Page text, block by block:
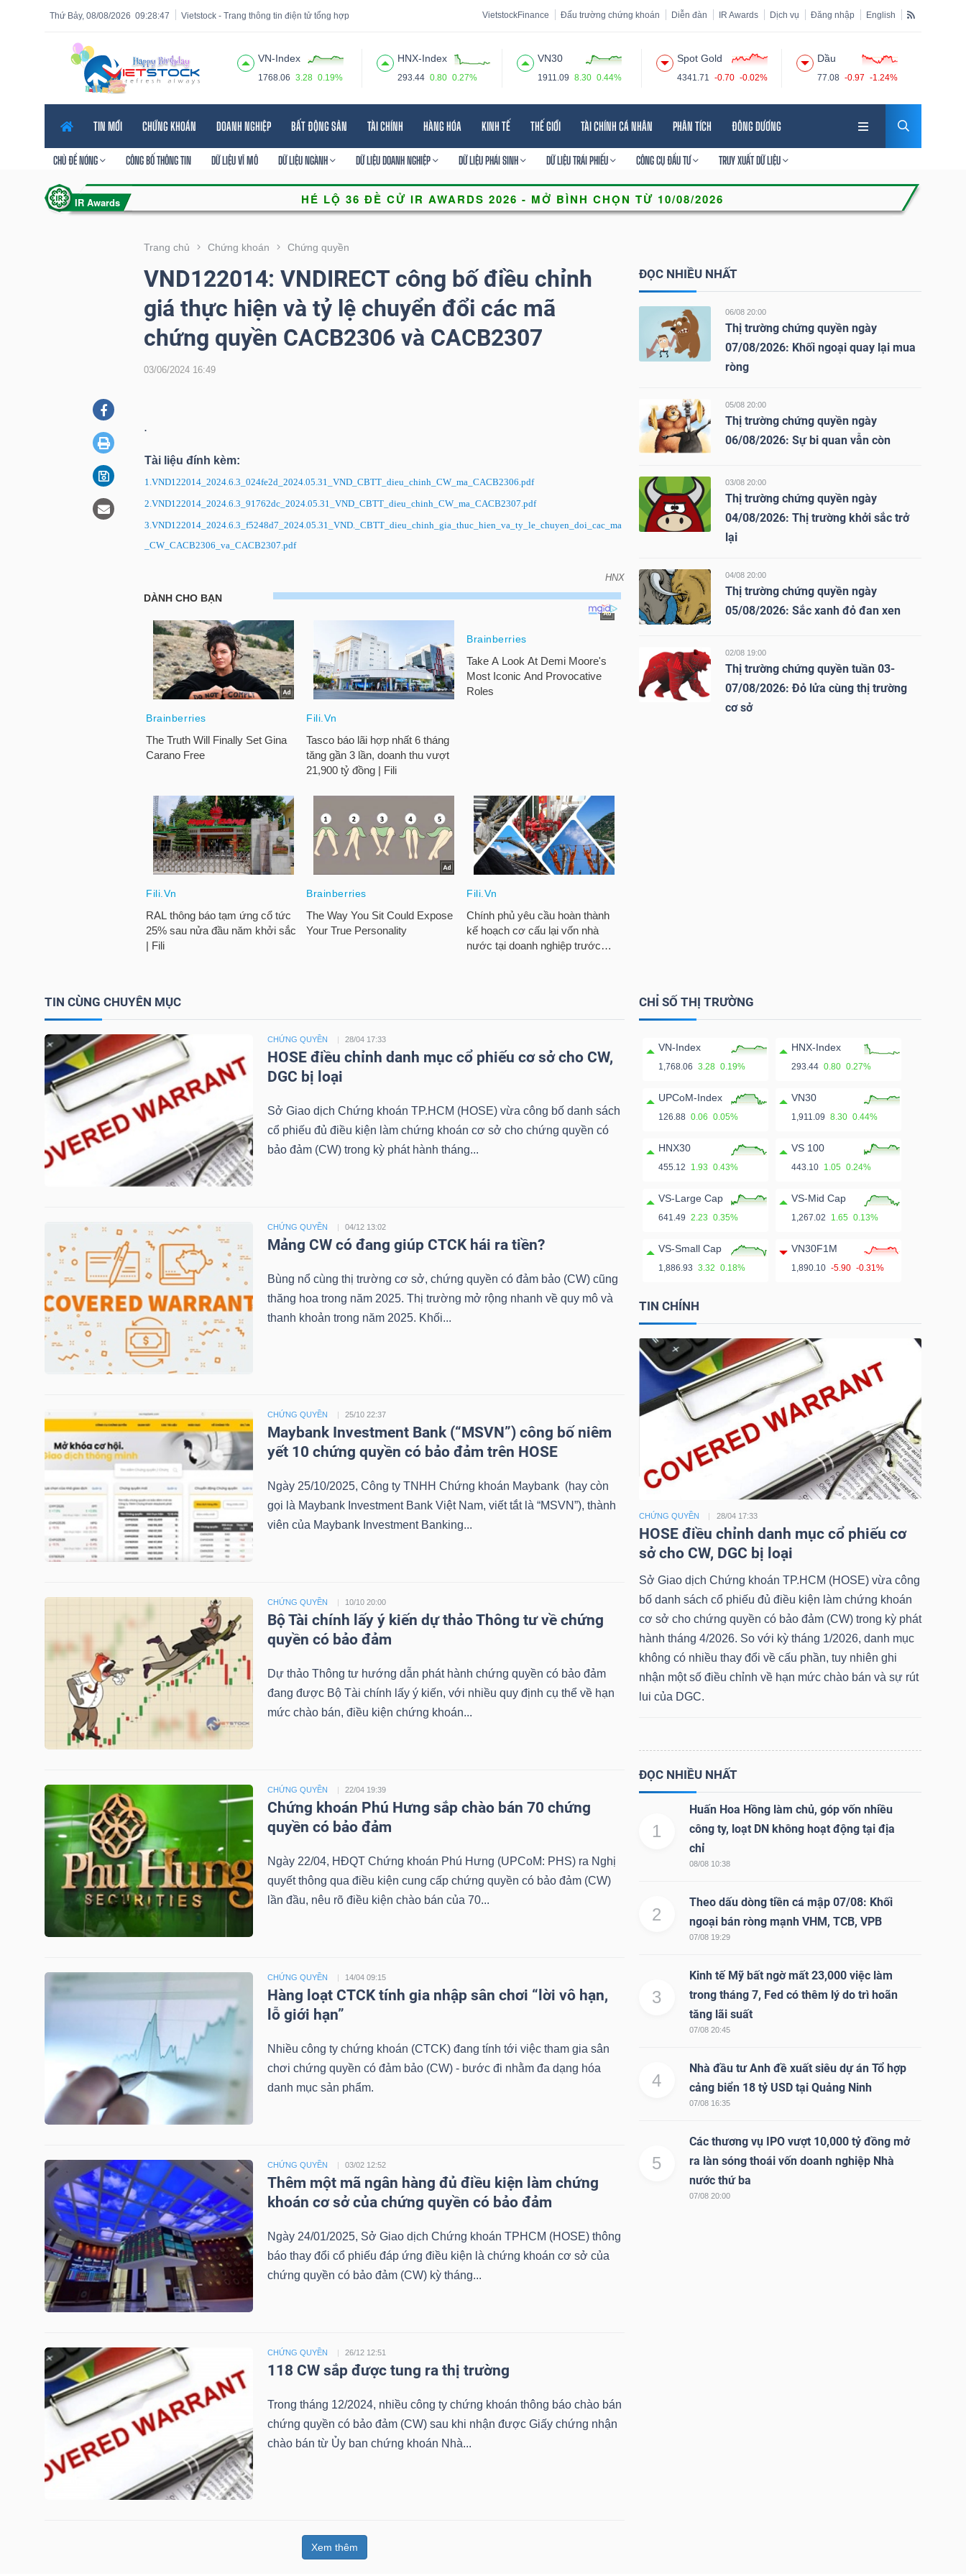
09:28:48
Thứ Bảy, 08/08/2026 Vietstock - Trang thông tin điện tử tổng hợp VietstockFinance Đấu trường chứng khoán Diễn đàn IR Awards Dịch vụ Đăng nhập English
VN-Index
1768.06 3.28 0.19%
HNX-Index
293.44 0.80 0.27%
VN30
1911.09 8.30 0.44%
Spot Gold
4341.71 -0.70 -0.02%
Dầu
77.08 -0.97 -1.24%
TIN MỚI CHỨNG KHOÁN DOANH NGHIỆP BẤT ĐỘNG SẢN TÀI CHÍNH HÀNG HÓA KINH TẾ THẾ GIỚI TÀI CHÍNH CÁ NHÂN PHÂN TÍCH ĐÔNG DƯƠNG
CHỦ ĐỀ NÓNG CÔNG BỐ THÔNG TIN DỮ LIỆU VĨ MÔ DỮ LIỆU NGÀNH DỮ LIỆU DOANH NGHIỆP DỮ LIỆU PHÁI SINH DỮ LIỆU TRÁI PHIẾU CÔNG CỤ ĐẦU TƯ TRUY XUẤT DỮ LIỆU
Trang chủ Chứng khoán Chứng quyền
VND122014: VNDIRECT công bố điều chỉnh
giá thực hiện và tỷ lệ chuyển đổi các mã
chứng quyền CACB2306 và CACB2307
03/06/2024 16:49
.
Tài liệu đính kèm:
1.VND122014_2024.6.3_024fe2d_2024.05.31_VND_CBTT_dieu_chinh_CW_ma_CACB2306.pdf
2.VND122014_2024.6.3_91762dc_2024.05.31_VND_CBTT_dieu_chinh_CW_ma_CACB2307.pdf
3.VND122014_2024.6.3_f5248d7_2024.05.31_VND._CBTT_dieu_chinh_gia_thuc_hien_va_ty_le_chuyen_doi_cac_ma
_CW_CACB2306_va_CACB2307.pdf
HNX
VND122014: VNDIRECT công bố điều chỉnh giá thực hiện và tỷ lệ chuyển đổi các
ĐỌC NHIỀU NHẤT
06/08 20:00
Thị trường chứng quyền ngày
07/08/2026: Khối ngoại quay lại mua
ròng
05/08 20:00
Thị trường chứng quyền ngày
06/08/2026: Sự bi quan vẫn còn
03/08 20:00
Thị trường chứng quyền ngày
04/08/2026: Thị trường khởi sắc trở
lại
04/08 20:00
Thị trường chứng quyền ngày
05/08/2026: Sắc xanh đỏ đan xen
02/08 19:00
Thị trường chứng quyền tuần 03-
07/08/2026: Đỏ lửa cùng thị trường
cơ sở
TIN CÙNG CHUYÊN MỤC
CHỨNG QUYỀN 28/04 17:33
HOSE điều chỉnh danh mục cổ phiếu cơ sở cho CW,
DGC bị loại
Sở Giao dịch Chứng khoán TP.HCM (HOSE) vừa công bố danh sách
cổ phiếu đủ điều kiện làm chứng khoán cơ sở cho chứng quyền có
bảo đảm (CW) trong kỳ phát hành tháng...
CHỨNG QUYỀN 04/12 13:02
Mảng CW có đang giúp CTCK hái ra tiền?
Bùng nổ cùng thị trường cơ sở, chứng quyền có đảm bảo (CW) cũng
thăng hoa trong năm 2025. Thị trường mở rộng nhanh về quy mô và
thanh khoản trong năm 2025. Khối...
CHỨNG QUYỀN 25/10 22:37
Maybank Investment Bank (“MSVN”) công bố niêm
yết 10 chứng quyền có bảo đảm trên HOSE
Ngày 25/10/2025, Công ty TNHH Chứng khoán Maybank (hay còn
gọi là Maybank Investment Bank Việt Nam, viết tắt là “MSVN”), thành
viên của Maybank Investment Banking...
CHỨNG QUYỀN 10/10 20:00
Bộ Tài chính lấy ý kiến dự thảo Thông tư về chứng
quyền có bảo đảm
Dự thảo Thông tư hướng dẫn phát hành chứng quyền có bảo đảm
đang được Bộ Tài chính lấy ý kiến, với nhiều quy định cụ thể về hạn
mức chào bán, điều kiện chứng khoán...
CHỨNG QUYỀN 22/04 19:39
Chứng khoán Phú Hưng sắp chào bán 70 chứng
quyền có bảo đảm
Ngày 22/04, HĐQT Chứng khoán Phú Hưng (UPCoM: PHS) ra Nghị
quyết thông qua điều kiện cung cấp chứng quyền có bảo đảm (CW)
lần đầu, nêu rõ điều kiện chào bán của 70...
CHỨNG QUYỀN 14/04 09:15
Hàng loạt CTCK tính gia nhập sân chơi “lời vô hạn,
lỗ giới hạn”
Nhiều công ty chứng khoán (CTCK) đang tính tới việc tham gia sân
chơi chứng quyền có đảm bảo (CW) - bước đi nhằm đa dạng hóa
danh mục sản phẩm.
CHỨNG QUYỀN 03/02 12:52
Thêm một mã ngân hàng đủ điều kiện làm chứng
khoán cơ sở của chứng quyền có bảo đảm
Ngày 24/01/2025, Sở Giao dịch Chứng khoán TPHCM (HOSE) thông
báo thay đổi cổ phiếu đáp ứng điều kiện là chứng khoán cơ sở của
chứng quyền có bảo đảm (CW) kỳ tháng...
CHỨNG QUYỀN 26/12 12:51
118 CW sắp được tung ra thị trường
Trong tháng 12/2024, nhiều công ty chứng khoán thông báo chào bán
chứng quyền có bảo đảm (CW) sau khi nhận được Giấy chứng nhận
chào bán từ Ủy ban chứng khoán Nhà...
Xem thêm
CHỈ SỐ THỊ TRƯỜNG
VN-Index
1,768.06 3.28 0.19%
HNX-Index
293.44 0.80 0.27%
UPCoM-Index
126.88 0.06 0.05%
VN30
1,911.09 8.30 0.44%
HNX30
455.12 1.93 0.43%
VS 100
443.10 1.05 0.24%
VS-Large Cap
641.49 2.23 0.35%
VS-Mid Cap
1,267.02 1.65 0.13%
VS-Small Cap
1,886.93 3.32 0.18%
VN30F1M
1,890.10 -5.90 -0.31%
TIN CHÍNH
CHỨNG QUYỀN 28/04 17:33
HOSE điều chỉnh danh mục cổ phiếu cơ
sở cho CW, DGC bị loại
Sở Giao dịch Chứng khoán TP.HCM (HOSE) vừa công
bố danh sách cổ phiếu đủ điều kiện làm chứng khoán
cơ sở cho chứng quyền có bảo đảm (CW) trong kỳ phát
hành tháng 4/2026. So với kỳ tháng 1/2026, danh mục
không có nhiều thay đổi về cấu phần, tuy nhiên ghi
nhận một số điều chỉnh về hạn mức chào bán và sự rút
lui của DGC.
ĐỌC NHIỀU NHẤT
1
Huấn Hoa Hồng làm chủ, góp vốn nhiều
công ty, loạt DN không hoạt động tại địa
chỉ
08/08 10:38
2
Theo dấu dòng tiền cá mập 07/08: Khối
ngoại bán ròng mạnh VHM, TCB, VPB
07/08 19:29
3
Kinh tế Mỹ bất ngờ mất 23,000 việc làm
trong tháng 7, Fed có thêm lý do trì hoãn
tăng lãi suất
07/08 20:45
4
Nhà đầu tư Anh đề xuất siêu dự án Tổ hợp
cảng biển 18 tỷ USD tại Quảng Ninh
07/08 16:35
5
Các thương vụ IPO vượt 10,000 tỷ đồng mở
ra làn sóng thoái vốn doanh nghiệp Nhà
nước thứ ba
07/08 20:00
Tính năng
năng
VIETSTOCK
CHÍNH
NHÂN
TÍCH
VIETSTOCKFINANCE
NGÀNH
PHIẾU
SINH
ĐẦU
Ngành
SECTOR
NĂNG
LƯỢNG
NGUYÊN
VẬT
LIỆU
CÔNG
NGHIỆP